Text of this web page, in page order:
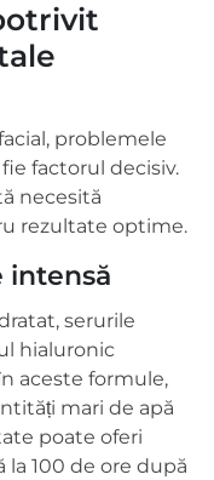
problemele
factorul decisiv.
necesită
rezultate optime.
intensă
serurile
hialuronic
aceste formule,
mari de apă
poate oferi
100 de ore după